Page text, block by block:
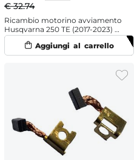
€ 32.74
Ricambio motorino avviamento
Husqvarna 250 TE (2017-2023) -
Kit revisione